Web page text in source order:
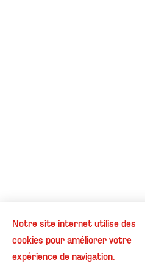
InstagramContactCookies
© Henri Beaufour -
Notre site internet utilise des
cookies pour améliorer votre
expérience de navigation.